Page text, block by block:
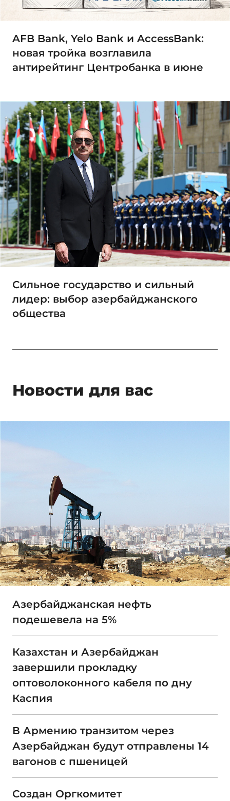
AFB Bank, Yelo Bank и AccessBank:
новая тройка возглавила
антирейтинг Центробанка в июне
Сильное государство и сильный
лидер: выбор азербайджанского
общества
Новости для вас
Азербайджанская нефть
подешевела на 5%
Казахстан и Азербайджан
завершили прокладку
оптоволоконного кабеля по дну
Каспия
В Армению транзитом через
Азербайджан будут отправлены 14
вагонов с пшеницей
Создан Оргкомитет